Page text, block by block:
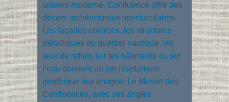
univers moderne, Confluence offre des
décors architecturaux spectaculaires.
Les façades colorées, les structures
métalliques du quartier nautique, les
jeux de reflets sur les bâtiments ou sur
l’eau donnent un ton résolument
graphique aux images. Le Musée des
Confluences, avec ses angles